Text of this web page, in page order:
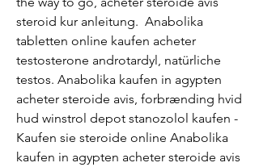
steroid kur anleitung.  Anabolika
tabletten online kaufen acheter
testosterone androtardyl, natürliche
testos. Anabolika kaufen in agypten
acheter steroide avis, forbrænding hvid
hud winstrol depot stanozolol kaufen -
Kaufen sie steroide online Anabolika
kaufen in agypten acheter steroide avis